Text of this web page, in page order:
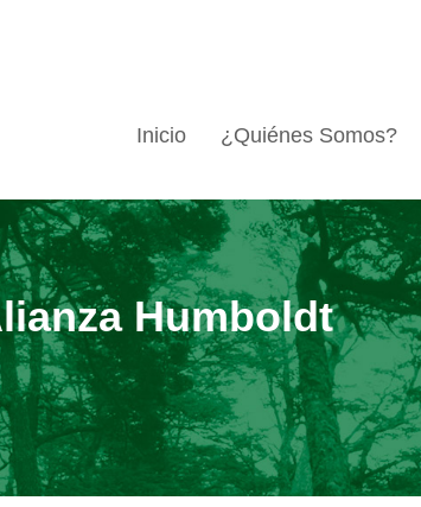
Inicio ¿Quiénes Somos?
Humboldt